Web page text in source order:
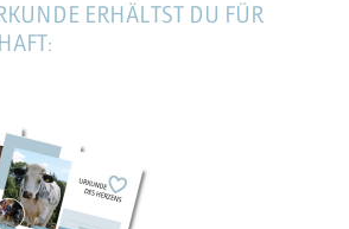
ERHÄLTST DU FÜR